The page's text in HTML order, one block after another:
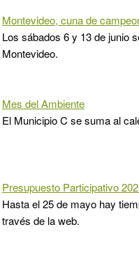
Montevideo, cuna de
Los sábados 6 y 13 de junio
Montevideo.
Mes del Ambiente
El Municipio C se suma al
Presupuesto Participativo
Hasta el 25 de mayo hay
través de la web.